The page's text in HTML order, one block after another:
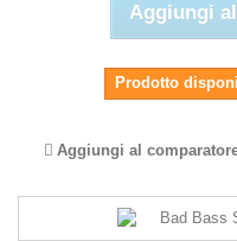
Aggiungi
Prodotto
Aggiungi al